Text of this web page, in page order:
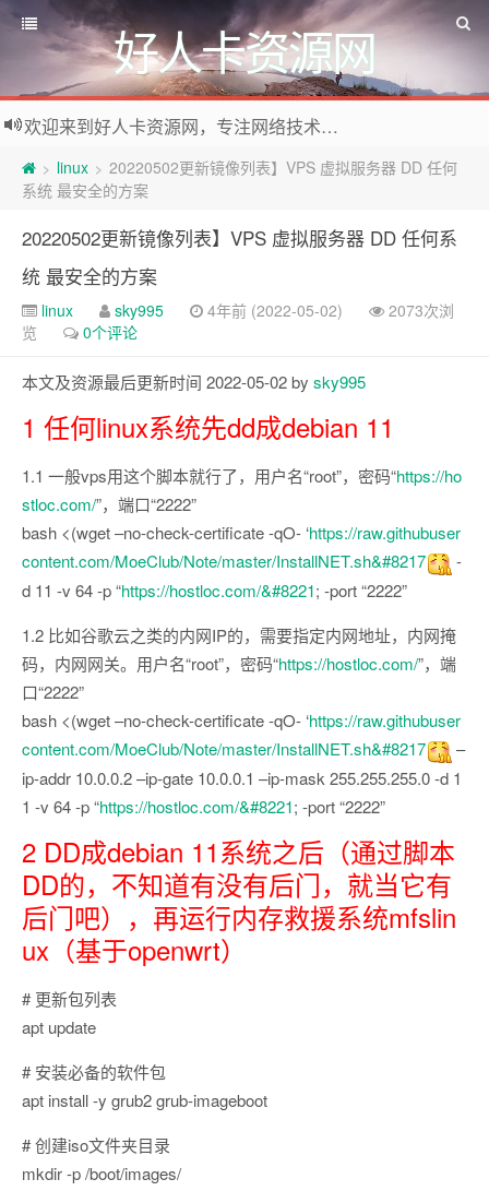
好人卡资源网
欢迎来到好人卡资源网，专注网络技术资源收集，我们不仅是网络资源的搬运工，也生产原创资源。寻找资源请留言或关注公众号:烈日下的男人
> linux > 20220502更新镜像列表】VPS 虚拟服务器 DD 任何
系统 最安全的方案
20220502更新镜像列表】VPS 虚拟服务器 DD 任何系
统 最安全的方案
linux sky995 4年前 (2022-05-02)
2073次浏
览
0个评论
本文及资源最后更新时间 2022-05-02 by sky995
1 任何linux系统先dd成debian 11
1.1 一般vps用这个脚本就行了，用户名“root”，密码“https://ho
stloc.com/”，端口“2222”
bash <(wget –no-check-certificate -qO- ‘https://raw.githubuser
content.com/MoeClub/Note/master/InstallNET.sh&#8217
-
d 11 -v 64 -p “https://hostloc.com/&#8221; -port “2222”
1.2 比如谷歌云之类的内网IP的，需要指定内网地址，内网掩
码，内网网关。用户名“root”，密码“https://hostloc.com/”，端
口“2222”
bash <(wget –no-check-certificate -qO- ‘https://raw.githubuser
content.com/MoeClub/Note/master/InstallNET.sh&#8217
–
ip-addr 10.0.0.2 –ip-gate 10.0.0.1 –ip-mask 255.255.255.0 -d 1
1 -v 64 -p “https://hostloc.com/&#8221; -port “2222”
2 DD成debian 11系统之后（通过脚本
DD的，不知道有没有后门，就当它有
后门吧），再运行内存救援系统mfslin
ux（基于openwrt）
# 更新包列表
apt update
# 安装必备的软件包
apt install -y grub2 grub-imageboot
# 创建iso文件夹目录
mkdir -p /boot/images/